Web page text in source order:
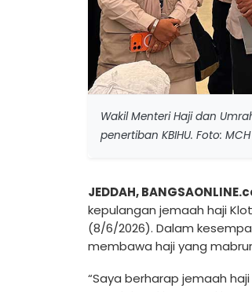
Wakil Menteri Haji dan
penertiban KBIHU. Foto:
JEDDAH,
kepulangan jemaah haji
(8/6/2026). Dalam
membawa haji yang
“Saya berharap jemaah